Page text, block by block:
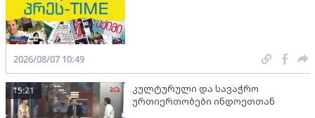
2026/08/07 10:49
კულტურული და სავაჭრო
ურთიერთობები ინდოეთთან
15:21